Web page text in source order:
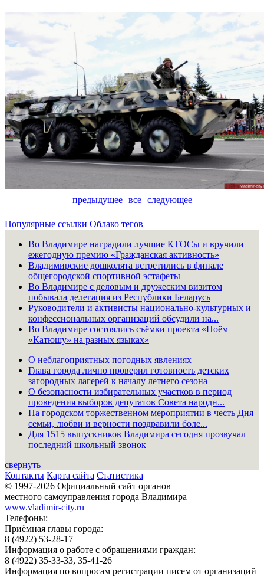
предыдущее все следующее
Популярные ссылки Облако тегов
Во Владимире наградили лучшие КТОСы и вручили
ежегодную премию «Гражданская активность»
Владимирские дошколята встретились в финале
общегородской спортивной эстафеты
Во Владимире с деловым и дружеским визитом
побывала делегация из Республики Беларусь
Руководители и активисты национально-культурных и
конфессиональных организаций обсудили на...
Во Владимире состоялись съёмки проекта «Поём
«Катюшу» на разных языках»
О неблагоприятных погодных явлениях
Глава города лично проверил готовность детских
загородных лагерей к началу летнего сезона
О безопасности избирательных участков в период
проведения выборов депутатов Совета народн...
На городском торжественном мероприятии в честь Дня
семьи, любви и верности поздравили боле...
Для 1515 выпускников Владимира сегодня прозвучал
последний школьный звонок
свернуть
Контакты Карта сайта Статистика
© 1997-2026 Официальный сайт органов
местного самоуправления города Владимира
www.vladimir-city.ru
Телефоны:
Приёмная главы города:
8 (4922) 53-28-17
Информация о работе с обращениями граждан:
8 (4922) 35-33-33, 35-41-26
Информация по вопросам регистрации писем от организаций